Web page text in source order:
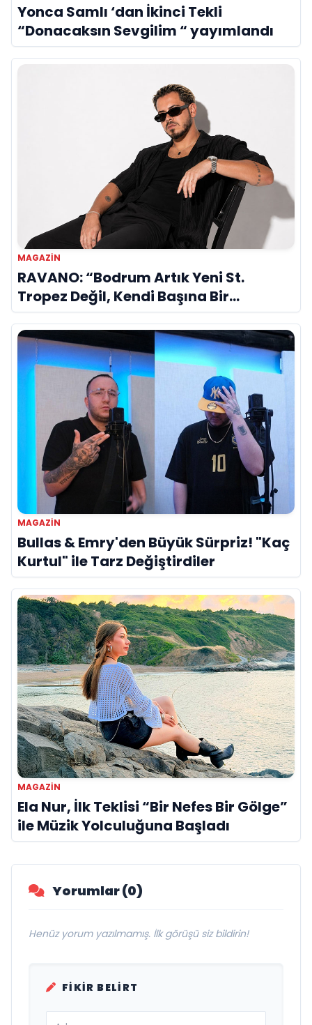
Yonca Samlı ‘dan İkinci Tekli
“Donacaksın Sevgilim “ yayımlandı
MAGAZIN
RAVANO: “Bodrum Artık Yeni St.
Tropez Değil, Kendi Başına Bir
Referans”
MAGAZIN
Bullas & Emry'den Büyük Sürpriz! "Kaç
Kurtul" ile Tarz Değiştirdiler
MAGAZIN
Ela Nur, İlk Teklisi “Bir Nefes Bir Gölge”
ile Müzik Yolculuğuna Başladı
Yorumlar (0)
Henüz yorum yazılmamış. İlk görüşü siz bildirin!
FIKIR BELIRT